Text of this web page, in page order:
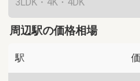
3LDK・4K・4DK
周辺駅の価格相場
駅